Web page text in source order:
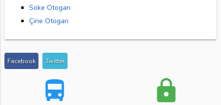
Söke Otogarı
Çine Otogarı
Facebook Twitter
directions_bus lock